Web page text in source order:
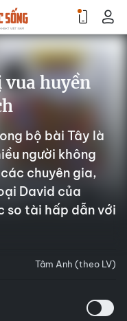
vua huyền
bộ bài Tây là
người không
chuyên gia,
David của
so tài hấp dẫn với
Tâm Anh (theo LV)